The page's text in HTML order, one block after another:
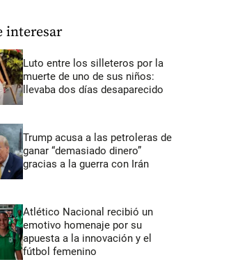
interesar
Luto entre los silleteros por la
muerte de uno de sus niños:
llevaba dos días desaparecido
Trump acusa a las petroleras de
ganar “demasiado dinero”
gracias a la guerra con Irán
Atlético Nacional recibió un
emotivo homenaje por su
apuesta a la innovación y el
fútbol femenino